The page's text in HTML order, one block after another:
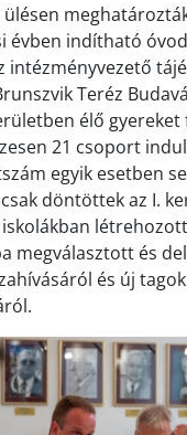
évben indítható
intézményvezető
Teréz
élő gyereket
21 csoport
egyik esetben
döntöttek az I.
megválasztott és
és új tagok